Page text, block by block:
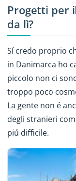
Progetti per
da lì?
Sí credo proprio
in Danimarca ho
piccolo non ci
troppo poco
La gente non é
degli stranieri
piú difficile.